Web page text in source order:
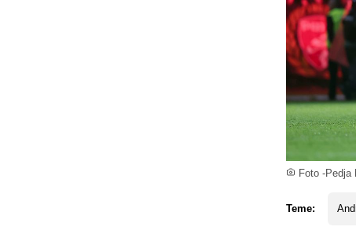
Foto -Pedja
Teme: